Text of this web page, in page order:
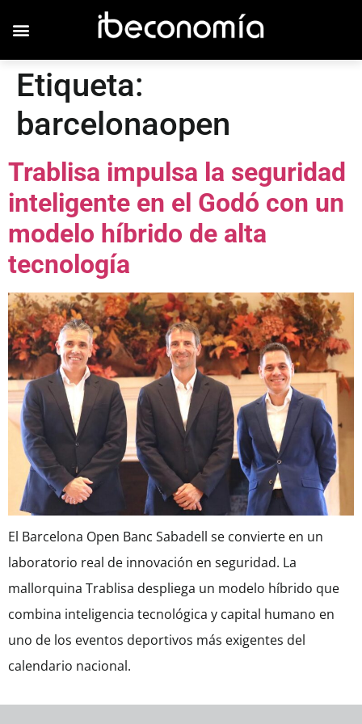
Etiqueta:
barcelonaopen
Trablisa impulsa la seguridad
inteligente en el Godó con un
modelo híbrido de alta
tecnología
El Barcelona Open Banc Sabadell se convierte en un
laboratorio real de innovación en seguridad. La
mallorquina Trablisa despliega un modelo híbrido que
combina inteligencia tecnológica y capital humano en
uno de los eventos deportivos más exigentes del
calendario nacional.